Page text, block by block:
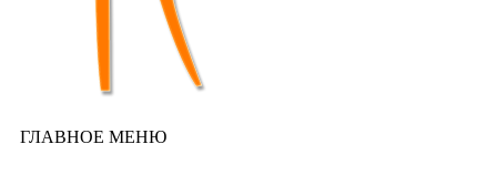
ГЛАВНОЕ МЕНЮ